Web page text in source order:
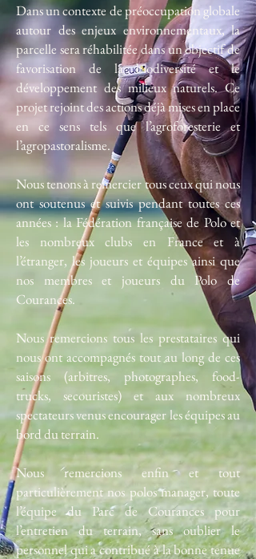
Dans un contexte de préoccupation globale
autour des enjeux environnementaux, la
parcelle sera réhabilitée dans un objectif de
favorisation de la biodiversité et le
développement des milieux naturels. Ce
projet rejoint des actions déjà mises en place
en ce sens tels que l’agroforesterie et
l’agropastoralisme.
Nous tenons à remercier tous ceux qui nous
ont soutenus et suivis pendant toutes ces
années : la Fédération française de Polo et
les nombreux clubs en France et à
l’étranger, les joueurs et équipes ainsi que
nos membres et joueurs du Polo de
Courances.
Nous remercions tous les prestataires qui
nous ont accompagnés tout au long de ces
saisons (arbitres, photographes, food-
trucks, secouristes) et aux nombreux
spectateurs venus encourager les équipes au
bord du terrain.
Nous remercions enfin et tout
particulièrement nos polos manager, toute
l’équipe du Parc de Courances pour
l’entretien du terrain, sans oublier le
personnel qui a contribué à la bonne tenue